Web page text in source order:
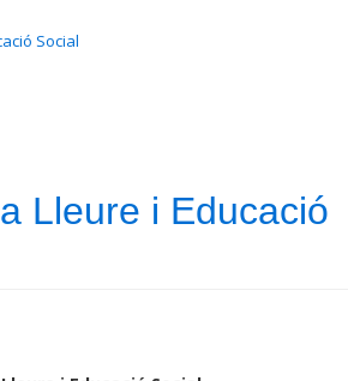
Social
Lleure i Educació